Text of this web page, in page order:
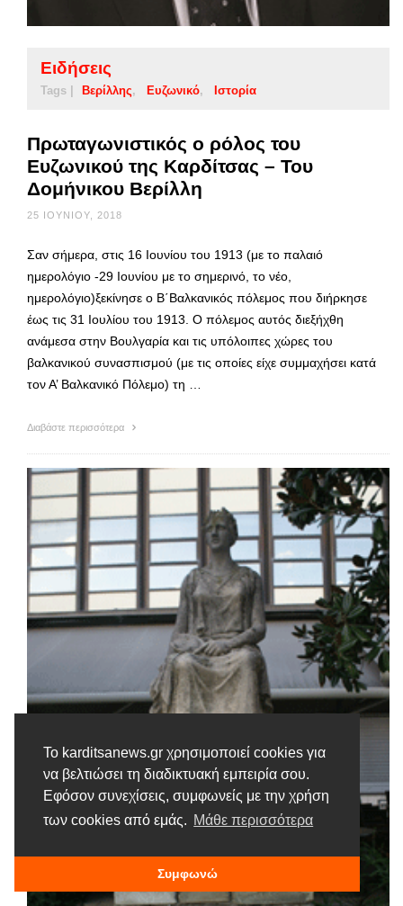
Το karditsanews.gr χρησιμοποιεί cookies για
να βελτιώσει τη διαδικτυακή εμπειρία σου.
Εφόσον συνεχίσεις, συμφωνείς με την χρήση
των cookies από εμάς. Μάθε περισσότερα
Συμφωνώ
Ειδήσεις
Tags | Βερίλλης Ευζωνικό Ιστορία
Πρωταγωνιστικός ο ρόλος του
Ευζωνικού της Καρδίτσας – Του
Δομήνικου Βερίλλη
25 ΙΟΥΝΊΟΥ, 2018
Σαν σήμερα, στις 16 Ιουνίου του 1913 (με το παλαιό
ημερολόγιο -29 Ιουνίου με το σημερινό, το νέο,
ημερολόγιο)ξεκίνησε ο Β΄Βαλκανικός πόλεμος που διήρκησε
έως τις 31 Ιουλίου του 1913. Ο πόλεμος αυτός διεξήχθη
ανάμεσα στην Βουλγαρία και τις υπόλοιπες χώρες του
βαλκανικού συνασπισμού (με τις οποίες είχε συμμαχήσει κατά
τον Α’ Βαλκανικό Πόλεμο) τη …
Διαβάστε περισσότερα